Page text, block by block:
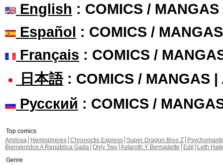
English : COMICS /
Español : COMICS /
Français : COMICS /
日本語: COMICS / MANGAS |
Русский : COMICS /
Top comics
Amilova
Hemispheres Chronoctis Express Super Dragon Bros Z
Bienvenidos A República Gada Only Two Astaroth Y Bernadette Edil
Leth Hate
Genre